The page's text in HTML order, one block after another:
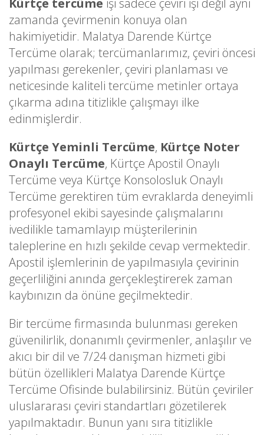
zamanda çevirmenin konuya olan
hakimiyetidir. Malatya Darende Kürtçe
Tercüme olarak; tercümanlarımız, çeviri öncesi
yapılması gerekenler, çeviri planlaması ve
neticesinde kaliteli tercüme metinler ortaya
çıkarma adına titizlikle çalışmayı ilke
edinmişlerdir.
Kürtçe Yeminli Tercüme, Kürtçe Noter
Onaylı Tercüme, Kürtçe Apostil Onaylı
Tercüme veya Kürtçe Konsolosluk Onaylı
Tercüme gerektiren tüm evraklarda deneyimli
profesyonel ekibi sayesinde çalışmalarını
ivedilikle tamamlayıp müşterilerinin
taleplerine en hızlı şekilde cevap vermektedir.
Apostil işlemlerinin de yapılmasıyla çevirinin
geçerliliğini anında gerçekleştirerek zaman
kaybınızın da önüne geçilmektedir.
Bir tercüme firmasında bulunması gereken
güvenilirlik, donanımlı çevirmenler, anlaşılır ve
akıcı bir dil ve 7/24 danışman hizmeti gibi
bütün özellikleri Malatya Darende Kürtçe
Tercüme Ofisinde bulabilirsiniz. Bütün çeviriler
uluslararası çeviri standartları gözetilerek
yapılmaktadır. Bunun yanı sıra titizlikle